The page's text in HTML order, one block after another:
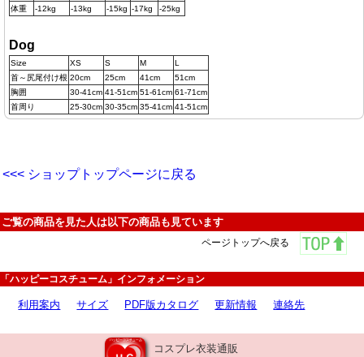
体重
-12kg -13kg -15kg -17kg -25kg
Dog
Size XS S M
L
首～尻尾付け根 20cm 25cm 41cm
51cm
胸囲
30-41cm 41-51cm 51-61cm 61-71cm
首周り
25-30cm 30-35cm 35-41cm 41-51cm
<<< ショップトップページに戻る
ご覧の商品を見た人は以下の商品も見ています
ページトップへ戻る
「ハッピーコスチューム」インフォメーション
利用案内 サイズ PDF版カタログ 更新情報 連絡先
コスプレ衣装通販